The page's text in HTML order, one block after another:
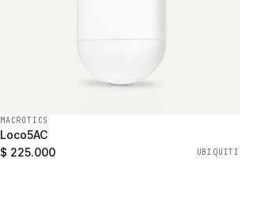
MACROTICS
Loco5AC
$ 225.000
UBIQUITI